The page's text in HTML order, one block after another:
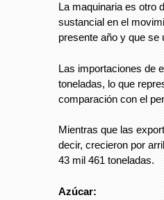
La maquinaria es otro
sustancial en el
presente año y que
Las importaciones de
toneladas, lo que
comparación con el
Mientras que las
decir, crecieron por
43 mil 461 toneladas.
Azúcar: